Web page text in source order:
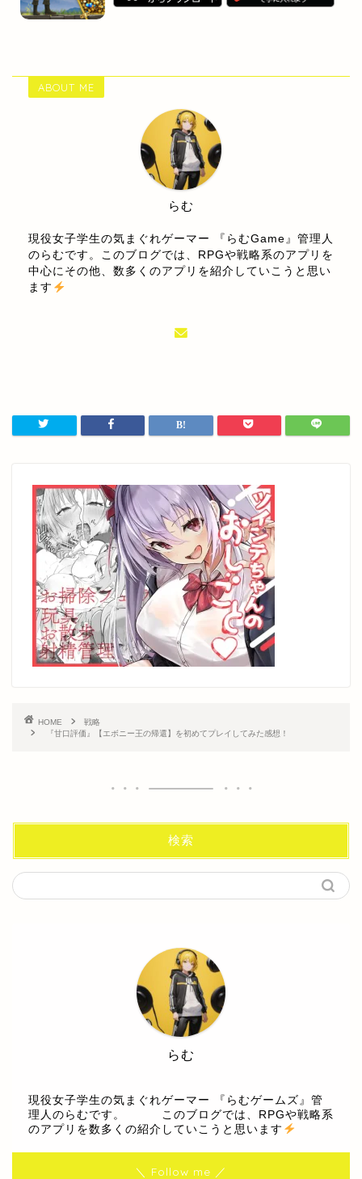
ABOUT ME
らむ
現役女子学生の気まぐれゲーマー 『らむGame』管理人
のらむです。このブログでは、RPGや戦略系のアプリを
中心にその他、数多くのアプリを紹介していこうと思い
ます
HOME
戦略
『甘口評価』【エボニー王の帰還】を初めてプレイしてみた感想！
検索
らむ
現役女子学生の気まぐれゲーマー 『らむゲームズ』管
理人のらむです。 このブログでは、RPGや戦略系
のアプリを数多くの紹介していこうと思います
＼ Follow me ／